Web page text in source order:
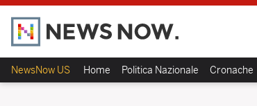
NewsNow US Home Politica Nazionale Cronache